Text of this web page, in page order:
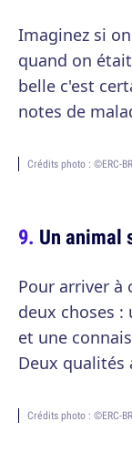
Imaginez si
quand on
belle c'est
notes de
Crédits photo : ©ERC-
Un animal
Pour arriver à
deux choses
et une
Deux qualités
Crédits photo : ©ERC-